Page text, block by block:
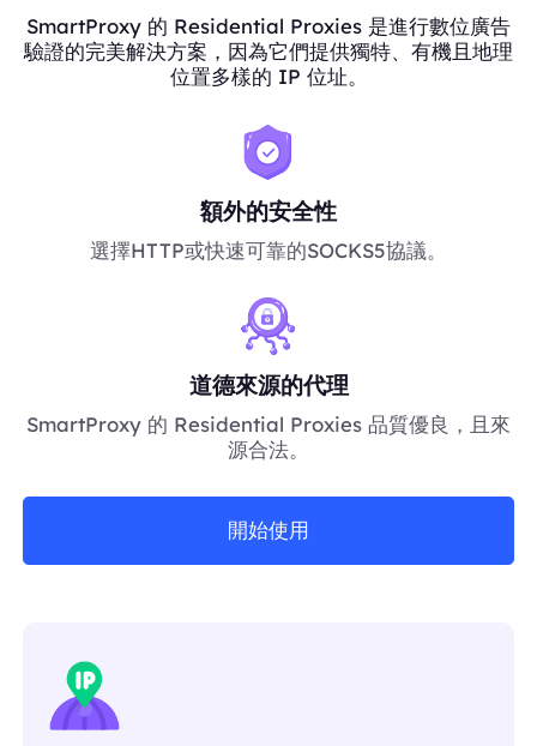
SmartProxy 的 Residential Proxies 是進行數位廣告
驗證的完美解決方案，因為它們提供獨特、有機且地理
位置多樣的 IP 位址。
額外的安全性
選擇HTTP或快速可靠的SOCKS5協議。
道德來源的代理
SmartProxy 的 Residential Proxies 品質優良，且來
源合法。
開始使用